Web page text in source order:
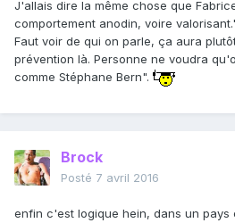
J'allais dire la même chose que
comportement anodin, voire
Faut voir de qui on parle, ça aura
prévention là. Personne ne voudra
comme Stéphane Bern".
Brock
Posté 7 avril 2016
enfin c'est logique hein, dans un pays